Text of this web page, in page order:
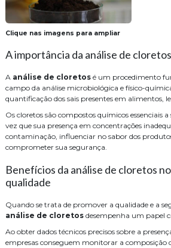
Clique nas imagens para ampliar
A importância da análise de cloretos
A análise de cloretos é um procedimento
campo da análise microbiológica e físico-
quantificação dos sais presentes em alimentos,
Os cloretos são compostos químicos essenciais
vez que sua presença em concentrações
contaminação, influenciar no sabor dos
comprometer sua segurança.
Benefícios da análise de cloretos
qualidade
Quando se trata de promover a qualidade e a
análise de cloretos desempenha um papel
Ao obter dados técnicos precisos sobre a
empresas conseguem monitorar a composição